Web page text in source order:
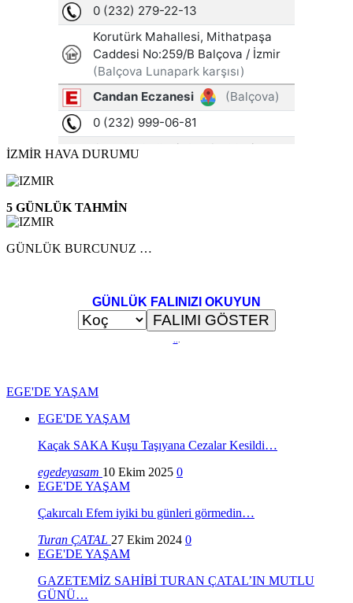
İZMİR HAVA DURUMU
5 GÜNLÜK TAHMİN
GÜNLÜK BURCUNUZ …
GÜNLÜK FALINIZI OKUYUN
...
EGE'DE YAŞAM
EGE'DE YAŞAM
Kaçak SAKA Kuşu Taşıyana Cezalar Kesildi…
egedeyasam 10 Ekim 2025 0
EGE'DE YAŞAM
Çakırcalı Efem iyiki bu günleri görmedin…
Turan ÇATAL 27 Ekim 2024 0
EGE'DE YAŞAM
GAZETEMİZ SAHİBİ TURAN ÇATAL’IN MUTLU
GÜNÜ…